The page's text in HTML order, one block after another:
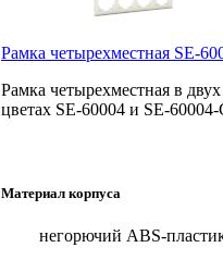
Рамка четырехместная SE-
Рамка четырехместная в двух
цветах SE-60004 и SE-
Материал корпуса
негорючий ABS-